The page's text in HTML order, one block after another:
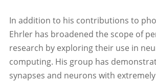
In addition to his contributions to
Ehrler has broadened the scope of
research by exploring their use in
computing. His group has
synapses and neurons with